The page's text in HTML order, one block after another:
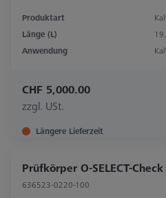
Produktart
Länge (L)
Anwendung
CHF 5,000.00
zzgl. USt.
Längere Lieferzeit
Prüfkörper O-SELECT-
636523-0220-100